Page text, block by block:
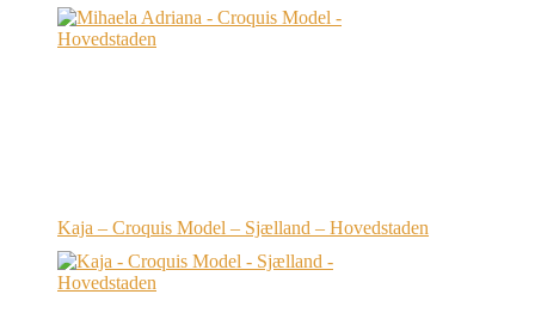
Kaja – Croquis Model – Sjælland – Hovedstaden